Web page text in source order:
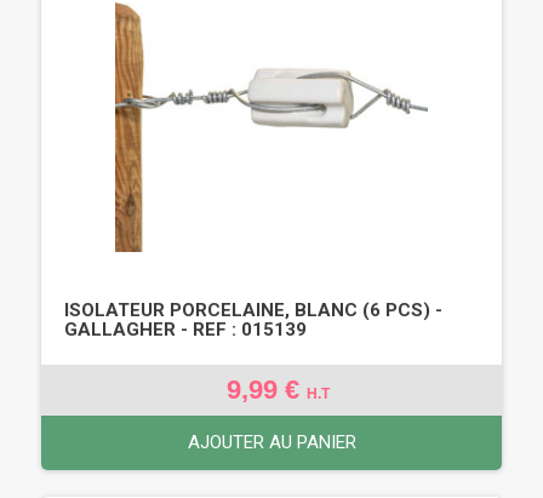
ISOLATEUR PORCELAINE, BLANC (6 PCS) -
GALLAGHER - REF : 015139
9,99 € H.T
AJOUTER AU PANIER